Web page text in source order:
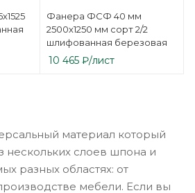
Фанера ФСФ 40 мм
2500х1250 мм сорт 2/2
шлифованная березовая
10 465₽/лист
материал который
нескольких слоев шпона и
разных областях: от
мебели. Если вы